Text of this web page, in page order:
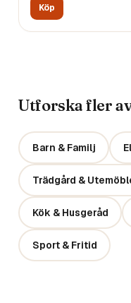
Köp
Utforska fler
Barn & Familj
Trädgård &
Kök & Husgeråd
Sport & Fritid